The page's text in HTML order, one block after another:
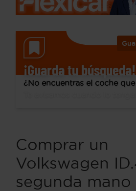
¡Guarda tu búsqueda!
¿No encuentras el coche
Comprar un
Volkswagen
segunda mano